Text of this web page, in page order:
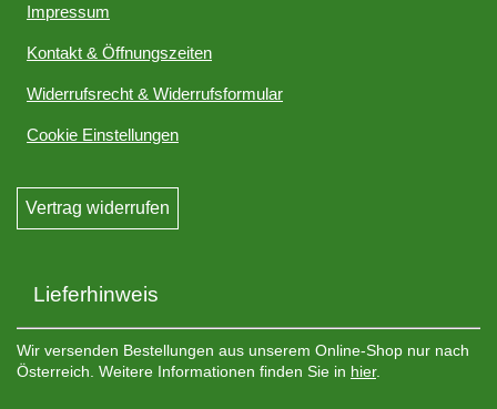
Impressum
Kontakt & Öffnungszeiten
Widerrufsrecht & Widerrufsformular
Cookie Einstellungen
Vertrag widerrufen
Lieferhinweis
Wir versenden Bestellungen aus unserem Online-Shop nur nach
Österreich. Weitere Informationen finden Sie in hier.